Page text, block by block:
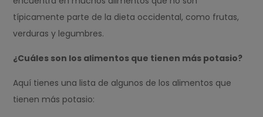
típicamente parte de la dieta occidental, como frutas,
verduras y legumbres.
¿Cuáles son los alimentos que tienen más potasio?
Aquí tienes una lista de algunos de los alimentos que
tienen más potasio: